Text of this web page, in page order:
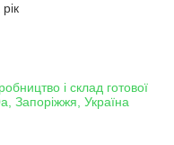
і склад готової
Запоріжжя, Україна